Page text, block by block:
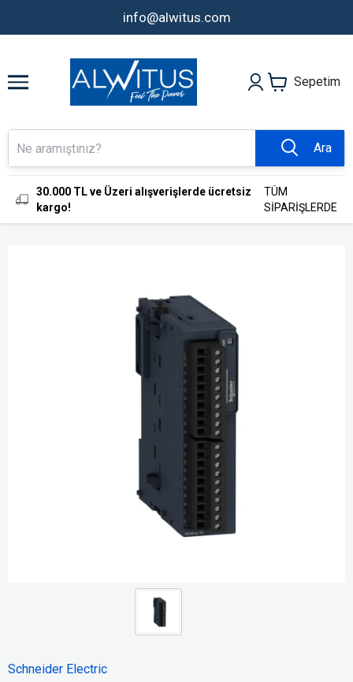
info@alwitus.com
Sepetim
Ara
30.000 TL ve Üzeri alışverişlerde ücretsiz
kargo!
TÜM
SİPARİŞLERDE
Schneider Electric